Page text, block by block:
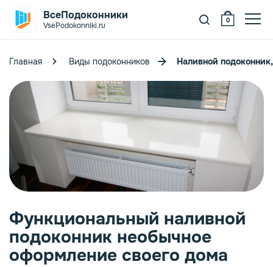
ВсеПодоконники
VsePodokonniki.ru
0
ПВХ
VPL
лиственница
Главная Виды подоконников Наливной
Функциональный наливной
подоконник необычное
оформление своего дома